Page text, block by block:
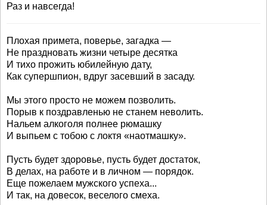
Раз и навсегда!
Плохая примета, поверье, загадка —
Не праздновать жизни четыре десятка
И тихо прожить юбилейную дату,
Как супершпион, вдруг засевший в засаду.
Мы этого просто не можем позволить.
Порыв к поздравленью не станем неволить.
Нальем алкоголя полнее рюмашку
И выпьем с тобою с локтя «наотмашку».
Пусть будет здоровье, пусть будет достаток,
В делах, на работе и в личном — порядок.
Еще пожелаем мужского успеха...
И так, на довесок, веселого смеха.